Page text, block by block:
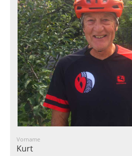
Vorname
Kurt